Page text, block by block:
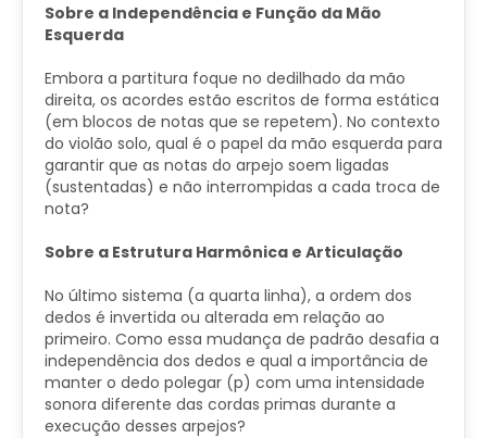
Sobre a Independência e Função da Mão
Esquerda
Embora a partitura foque no dedilhado da mão
direita, os acordes estão escritos de forma estática
(em blocos de notas que se repetem). No contexto
do violão solo, qual é o papel da mão esquerda para
garantir que as notas do arpejo soem ligadas
(sustentadas) e não interrompidas a cada troca de
nota?
Sobre a Estrutura Harmônica e Articulação
No último sistema (a quarta linha), a ordem dos
dedos é invertida ou alterada em relação ao
primeiro. Como essa mudança de padrão desafia a
independência dos dedos e qual a importância de
manter o dedo polegar (p) com uma intensidade
sonora diferente das cordas primas durante a
execução desses arpejos?